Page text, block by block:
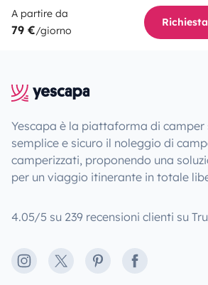
A partire da
79 €/giorno
Yescapa è la piattaforma di camper
semplice e sicuro il noleggio di
camperizzati, proponendo una
per un viaggio itinerante in totale
4.05/5 su 239 recensioni clienti su
Instagram
X PinterestFacebook